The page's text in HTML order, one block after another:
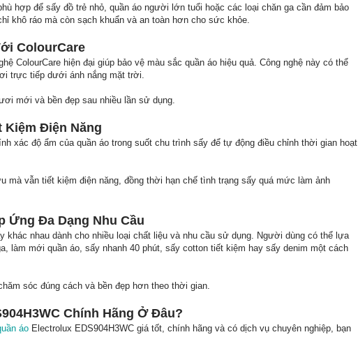
hợp để sấy đồ trẻ nhỏ, quần áo người lớn tuổi hoặc các loại chăn ga cần đảm bảo
khô ráo mà còn sạch khuẩn và an toàn hơn cho sức khỏe.
ColourCare
ColourCare hiện đại giúp bảo vệ màu sắc quần áo hiệu quả. Công nghệ này có thể
trực tiếp dưới ánh nắng mặt trời.
mới và bền đẹp sau nhiều lần sử dụng.
Kiệm Điện Năng
xác độ ẩm của quần áo trong suốt chu trình sấy để tự động điều chỉnh thời gian hoạt
mà vẫn tiết kiệm điện năng, đồng thời hạn chế tình trạng sấy quá mức làm ảnh
Ứng Đa Dạng Nhu Cầu
nhau dành cho nhiều loại chất liệu và nhu cầu sử dụng. Người dùng có thể lựa
làm mới quần áo, sấy nhanh 40 phút, sấy cotton tiết kiệm hay sấy denim một cách
sóc đúng cách và bền đẹp hơn theo thời gian.
Chính Hãng Ở Đâu?
áo Electrolux EDS904H3WC giá tốt, chính hãng và có dịch vụ chuyên nghiệp, bạn